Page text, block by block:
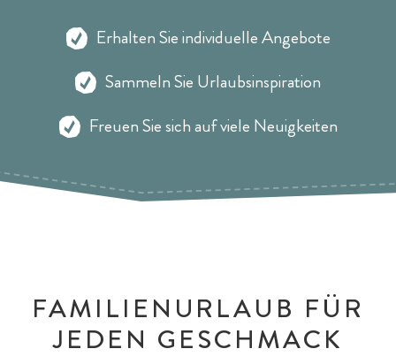
Erhalten Sie individuelle Angebote
Sammeln Sie Urlaubsinspiration
Freuen Sie sich auf viele Neuigkeiten
FAMILIENURLAUB FÜR
JEDEN GESCHMACK